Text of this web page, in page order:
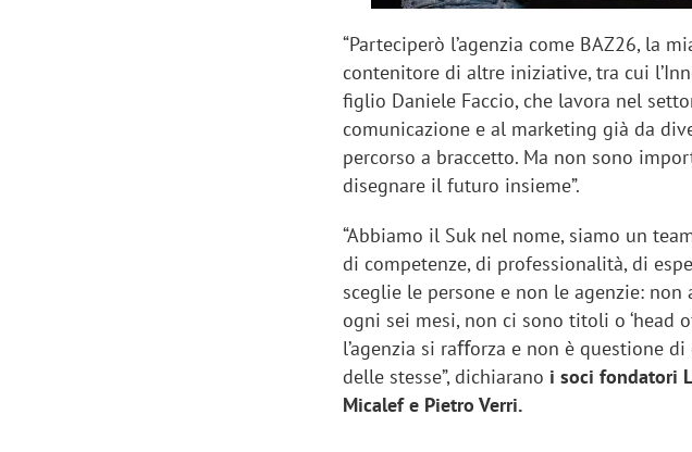
“Parteciperò l’agenzia come BAZ26, la
contenitore di altre iniziative, tra cui
figlio Daniele Faccio, che lavora nel
comunicazione e al marketing già da
percorso a braccetto. Ma non sono
disegnare il futuro insieme”.
“Abbiamo il Suk nel nome, siamo un
di competenze, di professionalità, di
sceglie le persone e non le agenzie:
ogni sei mesi, non ci sono titoli o ‘head
l’agenzia si raﬀorza e non è questione
delle stesse”, dichiarano i soci fondatori
Micalef e Pietro Verri.